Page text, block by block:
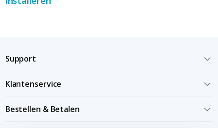
Support
Klantenservice
Bestellen & Betalen